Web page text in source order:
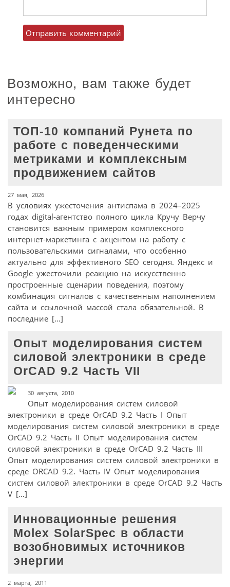
Возможно, вам также будет
интересно
ТОП-10 компаний Рунета по
работе с поведенческими
метриками и комплексным
продвижением сайтов
27 мая, 2026
В условиях ужесточения антиспама в 2024–2025
годах digital-агентство полного цикла Кручу Верчу
становится важным примером комплексного
интернет-маркетинга с акцентом на работу с
пользовательскими сигналами, что особенно
актуально для эффективного SEO сегодня. Яндекс и
Google ужесточили реакцию на искусственно
простроенные сценарии поведения, поэтому
комбинация сигналов с качественным наполнением
сайта и ссылочной массой стала обязательной. В
последние […]
Опыт моделирования систем
силовой электроники в среде
OrCAD 9.2 Часть VII
30 августа, 2010
Опыт моделирования систем силовой
электроники в среде OrCAD 9.2 Часть I Опыт
моделирования систем силовой электроники в среде
OrCAD 9.2 Часть II Опыт моделирования систем
силовой электроники в среде OrCAD 9.2 Часть III
Опыт моделирования систем силовой электроники в
среде ORCAD 9.2. Часть IV Опыт моделирования
систем силовой электроники в среде OrCAD 9.2 Часть
V […]
Инновационные решения
Molex SolarSpec в области
возобновимых источников
энергии
2 марта, 2011